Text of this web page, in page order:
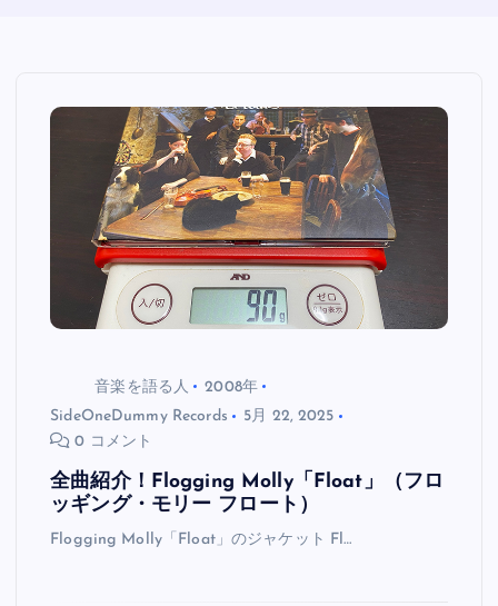
音楽を語る人
2008年
SideOneDummy Records
5月 22, 2025
0 コメント
全曲紹介！Flogging Molly「Float」（フロ
ッギング・モリー フロート）
Flogging Molly「Float」のジャケット Fl…